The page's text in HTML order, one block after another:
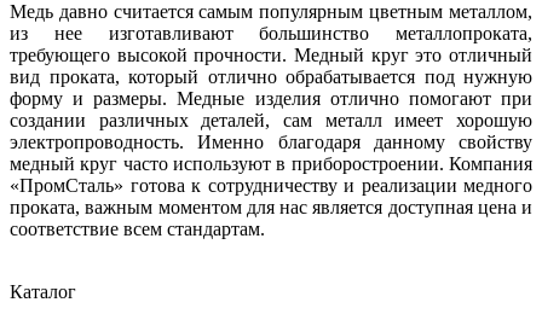
Медь давно считается самым популярным цветным металлом,
из нее изготавливают большинство металлопроката,
требующего высокой прочности. Медный круг это отличный
вид проката, который отлично обрабатывается под нужную
форму и размеры. Медные изделия отлично помогают при
создании различных деталей, сам металл имеет хорошую
электропроводность. Именно благодаря данному свойству
медный круг часто используют в приборостроении. Компания
«ПромСталь» готова к сотрудничеству и реализации медного
проката, важным моментом для нас является доступная цена и
соответствие всем стандартам.
Каталог